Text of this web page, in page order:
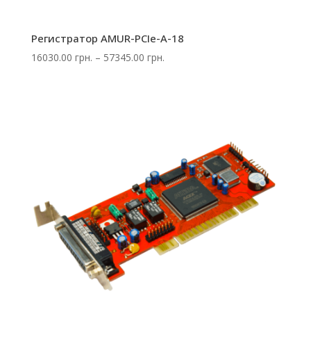
Регистратор AMUR-PCIe-A-18
16030.00 грн. – 57345.00 грн.Диапазон